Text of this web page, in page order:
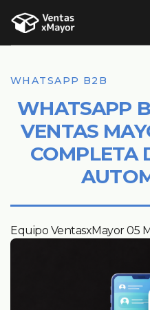
WHATSAPP B2B
WHATSAPP
VENTAS
COMPLETA
Equipo VentasxMayor05